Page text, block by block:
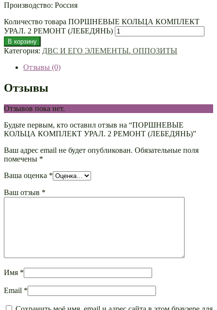
Производство: Россия
Количество товара ПОРШНЕВЫЕ КОЛЬЦА КОМПЛЕКТ
УРАЛ. 2 РЕМОНТ (ЛЕБЕДЯНЬ)
В корзину
Категория: ДВС И ЕГО ЭЛЕМЕНТЫ. ОППОЗИТЫ
Отзывы (0)
Отзывы
Отзывов пока нет.
Будьте первым, кто оставил отзыв на “ПОРШНЕВЫЕ
КОЛЬЦА КОМПЛЕКТ УРАЛ. 2 РЕМОНТ (ЛЕБЕДЯНЬ)”
Ваш адрес email не будет опубликован. Обязательные поля
помечены *
Ваша оценка *
Ваш отзыв *
Имя *
Email *